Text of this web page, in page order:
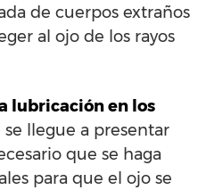
de cuerpos extraños
al ojo de los rayos
lubricación en los
llegue a presentar
que se haga
para que el ojo se